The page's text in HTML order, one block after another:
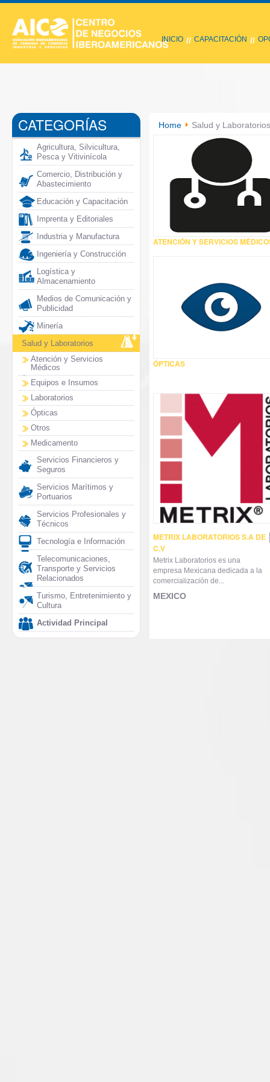
INICIO // CAPACITACIÓN //
CATEGORÍAS
Agricultura, Silvicultura,
Pesca y Vitivinícola
Comercio, Distribución y
Abastecimiento
Educación y Capacitación
Imprenta y Editoriales
Industria y Manufactura
Ingeniería y Construcción
Logística y
Almacenamiento
Medios de Comunicación y
Publicidad
Minería
Salud y Laboratorios
Atención y Servicios
Médicos
Equipos e Insumos
Laboratorios
Ópticas
Otros
Medicamento
Servicios Financieros y
Seguros
Servicios Marítimos y
Portuarios
Servicios Profesionales y
Técnicos
Tecnología e Información
Telecomunicaciones,
Transporte y Servicios
Relacionados
Turismo, Entretenimiento y
Cultura
Actividad Principal
Home Salud y Laboratorios
ATENCIÓN Y SERVICIOS
ÓPTICAS
METRIX LABORATORIOS S.A DE
C.V
Metrix Laboratorios es una
empresa Mexicana dedicada a la
comercialización de...
MEXICO